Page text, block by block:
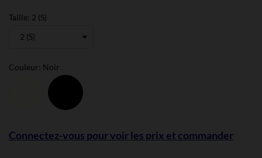
Taille: 2 (S)
Couleur: Noir
Ivoire
Connectez-vous pour voir les prix et commander